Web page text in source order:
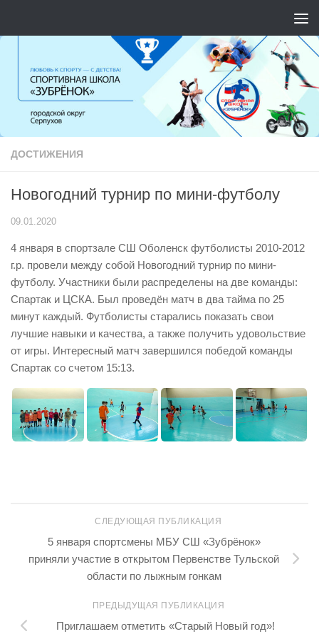
ДОСТИЖЕНИЯ
Новогодний турнир по мини-футболу
09.01.2020
4 января в спортзале СШ Оболенск футболисты 2010-2012
г.р. провели между собой Новогодний турнир по мини-
футболу. Участники были распределены на две команды:
Спартак и ЦСКА. Был проведён матч в два тайма по 25
минут каждый. Футболисты старались показать свои
лучшие навыки и качества, а также получить удовольствие
от игры. Интересный матч завершился победой команды
Спартак со счетом 15:13.
СЛЕДУЮЩАЯ ПУБЛИКАЦИЯ
5 января спортсмены МБУ СШ «Зубрёнок»
приняли участие в открытом Первенстве Тульской
области по лыжным гонкам
ПРЕДЫДУЩАЯ ПУБЛИКАЦИЯ
Приглашаем отметить «Старый Новый год»!